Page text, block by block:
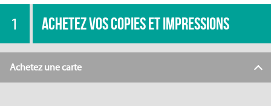
1 ACHETEZ VOS COPIES ET IMPRESSIONS
Achetez une carte